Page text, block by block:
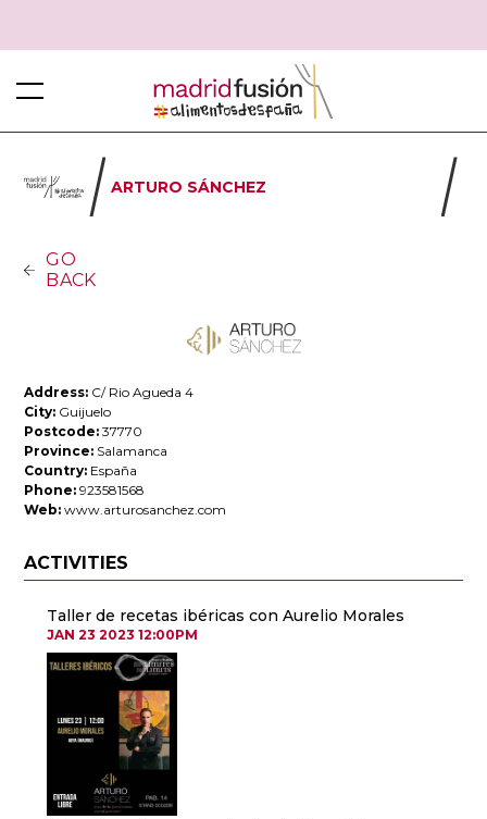
ARTURO SÁNCHEZ
GO
BACK
Address: C/ Rio Agueda 4
City: Guijuelo
Postcode: 37770
Province: Salamanca
Country: España
Phone: 923581568
Web: www.arturosanchez.com
ACTIVITIES
Taller de recetas ibéricas con Aurelio Morales
JAN 23 2023 12:00PM